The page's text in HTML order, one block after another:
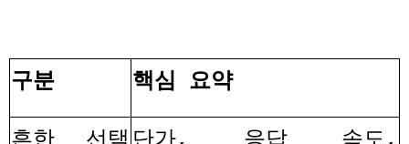
구분 핵심 요약